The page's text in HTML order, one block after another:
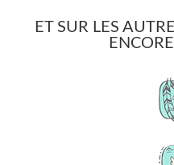
ET SUR LES